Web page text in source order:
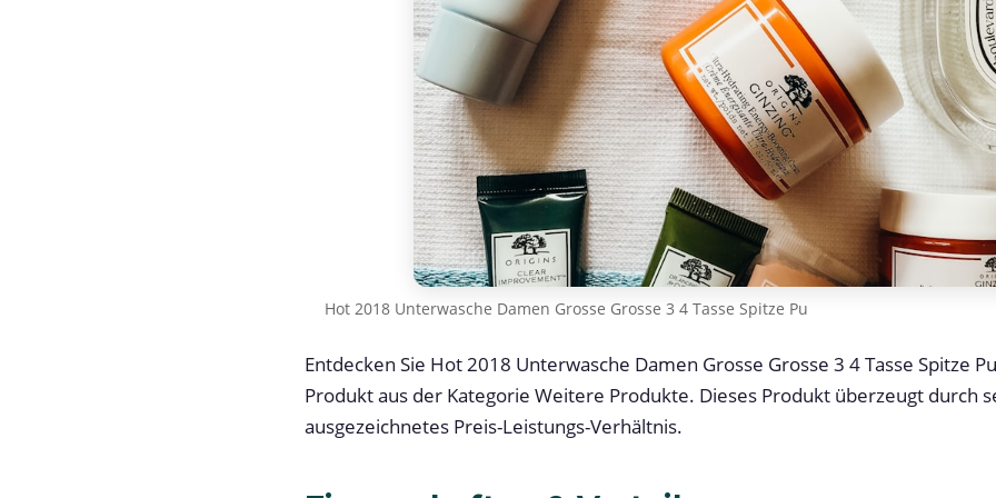
Hot 2018 Unterwasche Damen Grosse Grosse 3 4 Tasse Spitze Pu
Entdecken Sie Hot 2018 Unterwasche Damen Grosse Grosse 3 4 Tasse Spitze
Produkt aus der Kategorie Weitere Produkte. Dieses Produkt überzeugt durch
ausgezeichnetes Preis-Leistungs-Verhältnis.